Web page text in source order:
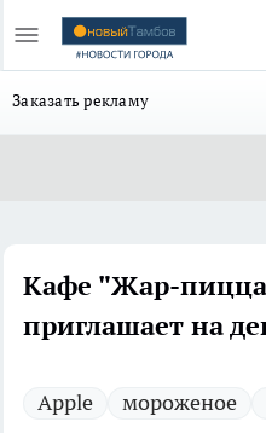
Заказать рекламу
Кафе "Жар-
приглашает на
Apple мороженое